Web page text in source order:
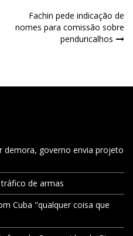
Fachin pede indicação de
nomes para comissão sobre
penduricalhos
demora, governo envia projeto
de armas
Cuba "qualquer coisa que